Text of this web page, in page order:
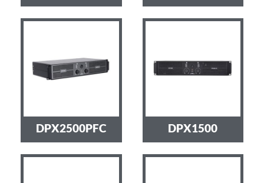
DPX2500PFC DPX1500